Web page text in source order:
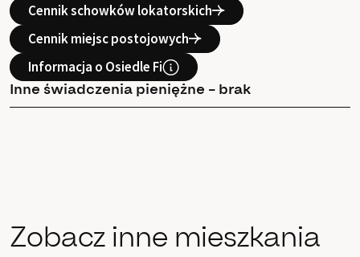
Cennik schowków lokatorskich
Cennik miejsc postojowych
Informacja o Osiedle Fi
Inne świadczenia pieniężne – brak
Zobacz inne mieszkania